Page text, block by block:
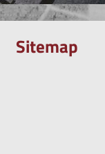
Sitemap